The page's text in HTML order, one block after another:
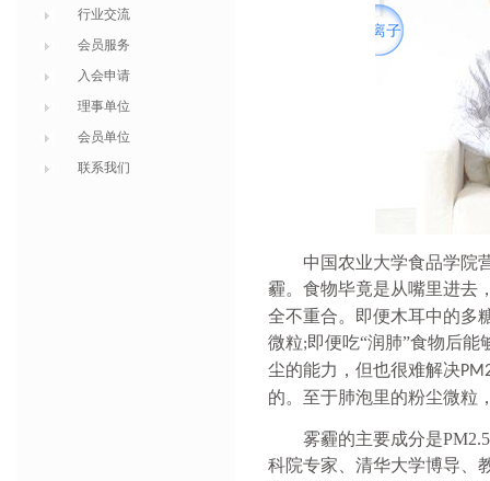
行业交流
会员服务
入会申请
理事单位
会员单位
联系我们
中国农业大学食品学院
霾。食物毕竟是从嘴里进去
全不重合。即便木耳中的多
微粒;即便吃“润肺”食物后
尘的能力，但也很难解决
的。至于肺泡里的粉尘微粒
雾霾的主要成分是PM2.5
科院专家、清华大学博导、